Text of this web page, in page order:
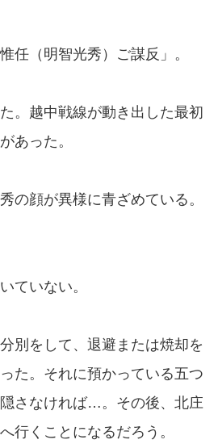
任（明智光秀）ご謀反」。
。越中戦線が動き出した最初
あった。
の顔が異様に青ざめている。
ていない。
別をして、退避または焼却を
た。それに預かっている五つ
さなければ…。その後、北庄
行くことになるだろう。